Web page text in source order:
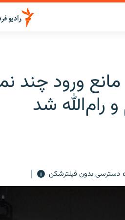
ورود چند
رام‌الله شد
دسترسی بدون فیلترشکن